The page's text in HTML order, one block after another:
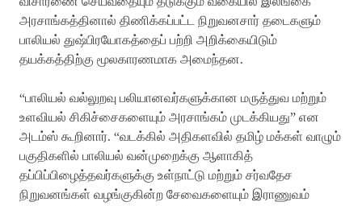
அரசாங்கத்தினால் திணிக்கப்பட்ட நிறுவனசார் தடைகளும்
பாலியல் துஷ்பிரயோகத்தைப் பற்றி அறிக்கையிடும்
தயக்கத்திற்கு மூலகாரணமாக அமைந்தன.
“பாலியல் வல்லுறவு பலியானவர்களுக்கான மருத்துவ மற்றும்
உளவியல் சிகிச்சைகளையும் அரசாங்கம் முடக்கியது” என
அடம்ஸ் கூறினார். “வடக்கில் அதிகளவில் தமிழ் மக்கள் வாழும்
பகுதிகளில் பாலியல் வன்முறைக்கு ஆளாகித்
தப்பிப்பிழைத்தவர்களுக்கு உள்நாட்டு மற்றும் சர்வதேச
நிறுவனங்கள் வழங்குகின்ற சேவைகளையும் இராணுவம்